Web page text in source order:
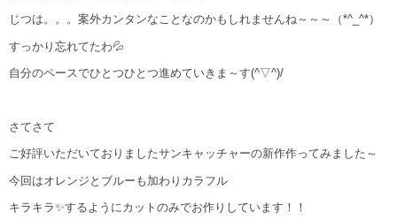
じつは。。。案外カンタンなことなのかもしれませんね～～～（*^_^*）
すっかり忘れてたわ💦
自分のペースでひとつひとつ進めていきま～す(^▽^)/
さてさて
ご好評いただいておりましたサンキャッチャーの新作作ってみました～
今回はオレンジとブルーも加わりカラフル
キラキラ✨するようにカットのみでお作りしています！！